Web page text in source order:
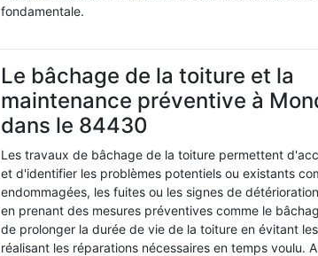
fondamentale.
Le bâchage de la toiture et la
maintenance préventive à
dans le 84430
Les travaux de bâchage de la toiture permettent
et d'identifier les problèmes potentiels ou existants
endommagées, les fuites ou les signes de
en prenant des mesures préventives comme le
de prolonger la durée de vie de la toiture en évitant
réalisant les réparations nécessaires en temps voulu.